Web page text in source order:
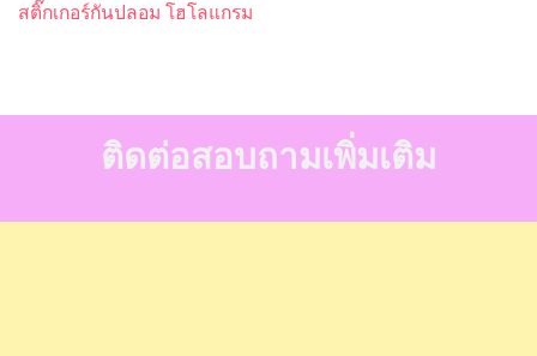
สติ๊กเกอร์กันปลอม โฮโลแกรม
ติดต่อสอบถามเพิ่มเติม